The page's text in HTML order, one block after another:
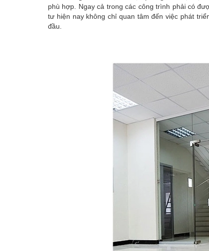
phù hợp. Ngay cả trong các công trình phải có
tư hiện nay không chỉ quan tâm đến việc phát
đầu.